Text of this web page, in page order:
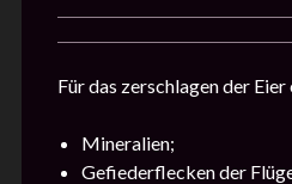
Für das zerschlagen der
Mineralien;
Gefiederflecken der